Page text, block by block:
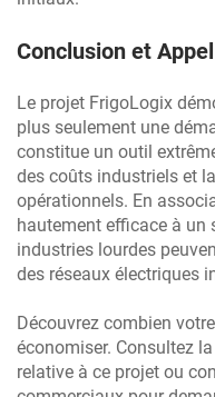
Conclusion et
Le projet FrigoLogix
plus seulement une
constitue un outil
des coûts industriels et
opérationnels. En
hautement efficace à
industries lourdes
des réseaux électriques
Découvrez combien
économiser. Consultez
relative à ce projet ou